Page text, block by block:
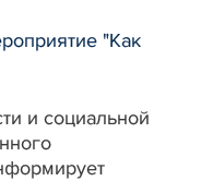
"Как
и социальной